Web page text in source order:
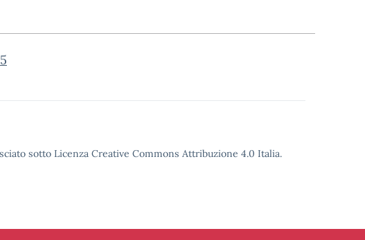
sotto Licenza Creative Commons Attribuzione 4.0 Italia.